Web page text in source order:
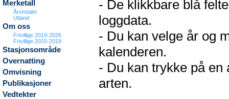
Merketall
Årstotaler
Utland
Om oss
Frivillige 2019-2026
Frivillige 2015-2018
Stasjonsområde
Overnatting
Omvisning
Publikasjoner
Vedtekter
- De klikkbare blå
loggdata.
- Du kan velge år og
kalenderen.
- Du kan trykke på en
arten.